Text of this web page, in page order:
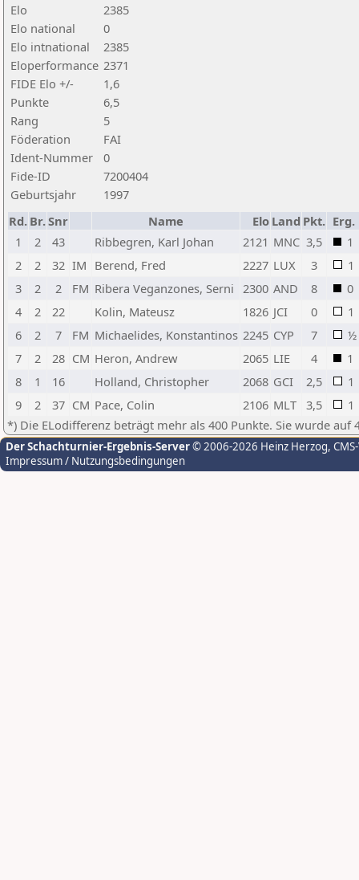
Elo
2385
Elo national
0
Elo intnational
2385
Eloperformance 2371
FIDE Elo +/-
1,6
Punkte
6,5
Rang
5
Föderation
FAI
Ident-Nummer
0
Fide-ID
7200404
Geburtsjahr
1997
Rd. Br.Snr Name Elo Land Pkt. Erg.
1
2 43 Ribbegren, Karl Johan 2121 MNC 3,5
1
2
2 32 IM Berend, Fred 2227 LUX 3
1
3
2 2 FM Ribera Veganzones, Serni 2300 AND 8
0
4
2 22 Kolin, Mateusz 1826 JCI 0
1
6
2 7 FM Michaelides, Konstantinos 2245 CYP 7
½
7
2 28 CM Heron, Andrew 2065 LIE 4
1
8
1 16 Holland, Christopher 2068 GCI 2,5
1
9
2 37 CM Pace, Colin 2106 MLT 3,5
1
*) Die ELodifferenz beträgt mehr als 400 Punkte. Sie wurde auf
Der Schachturnier-Ergebnis-Server© 2006-2026 Heinz Herzog,
Impressum / Nutzungsbedingungen